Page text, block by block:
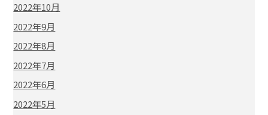
2022年10月
2022年9月
2022年8月
2022年7月
2022年6月
2022年5月